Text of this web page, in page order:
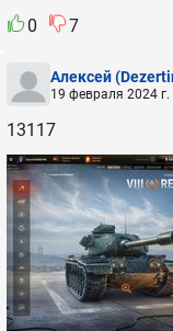
0
7
Алексей
19 февраля 2024 г.
13117